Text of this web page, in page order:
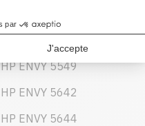
HP ENVY 5549
HP ENVY 5642
HP ENVY 5644